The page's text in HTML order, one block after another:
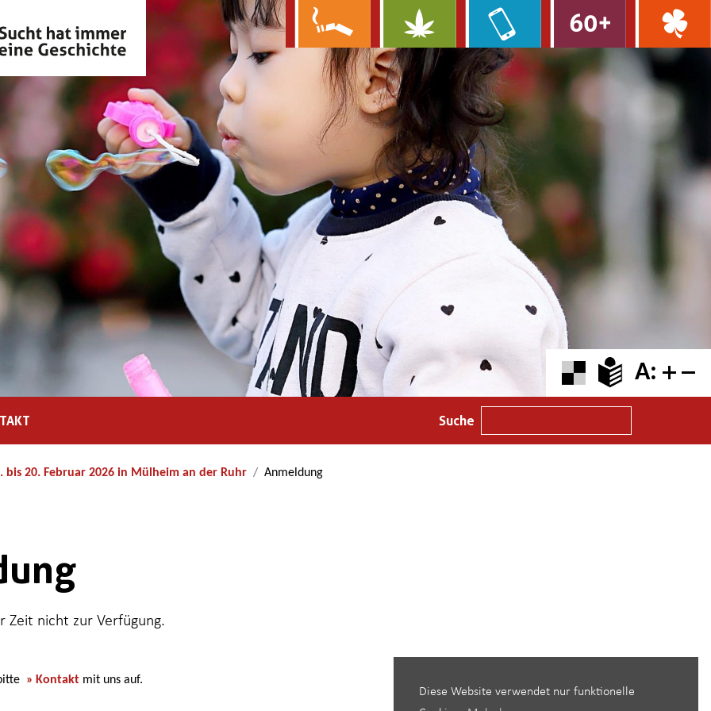
Diese Website verwendet nur funktionelle
A:
Suche
bis 20. Februar 2026 in Mülheim an der Ruhr Anmeldung
Zeit nicht zur Verfügung.
Kontaktmit uns auf.